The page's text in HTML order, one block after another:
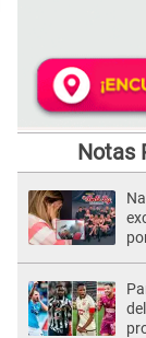
Notas